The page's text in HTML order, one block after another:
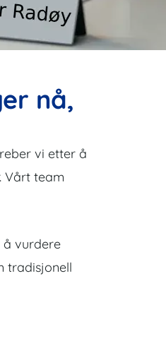
nå,
vi etter å
Vårt team
å vurdere
tradisjonell